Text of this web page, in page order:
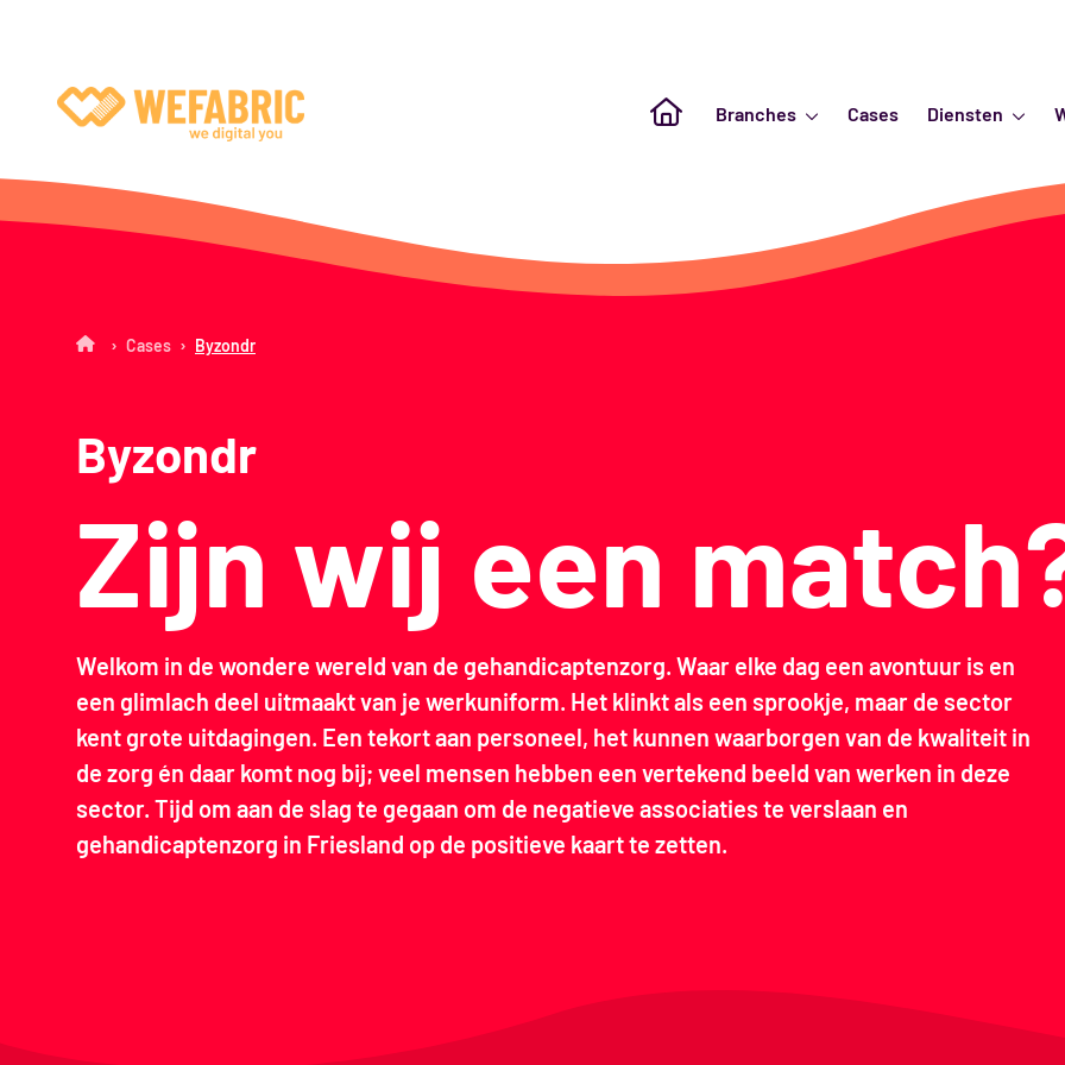
Naar de homepagina
Branches Cases Diensten
Byzondr
Zijn wij een
Welkom in de wondere wereld van de gehandicaptenzorg. Waar elke dag een avontuur is en
een glimlach deel uitmaakt van je werkuniform. Het klinkt als een sprookje, maar de sector
kent grote uitdagingen. Een tekort aan personeel, het kunnen waarborgen van de kwaliteit in
de zorg én daar komt nog bij; veel mensen hebben een vertekend beeld van werken in deze
sector. Tijd om aan de slag te gegaan om de negatieve associaties te verslaan en
gehandicaptenzorg in Friesland op de positieve kaart te zetten.
› Cases › Byzondr